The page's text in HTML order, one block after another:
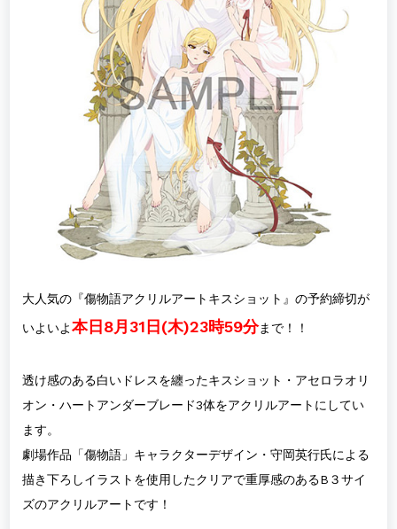
大人気の『傷物語アクリルアートキスショット』の予約締切が
いよいよ本日8月31日(木)23時59分まで！！
透け感のある白いドレスを纏ったキスショット・アセロラオリ
オン・ハートアンダーブレード3体をアクリルアートにしてい
ます。
劇場作品「傷物語」キャラクターデザイン・守岡英行氏による
描き下ろしイラストを使用したクリアで重厚感のあるB３サイ
ズのアクリルアートです！